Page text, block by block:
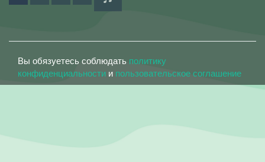
Вы обязуетесь соблюдать политику
конфиденциальности и пользовательское соглашение